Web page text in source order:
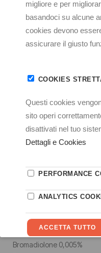
volanti (tra i quali ad
Composizione
Formulazione
Esche per
Esca topicida a base di
il professionista
intorno agli edifici
da parte dei bambini.
Composizione:
Bromadiolone 0,005%